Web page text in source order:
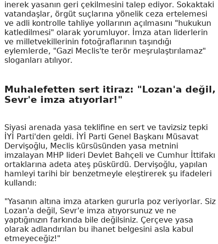
inerek yasanın geri çekilmesini talep ediyor. Sokaktaki
vatandaşlar, örgüt suçlarına yönelik ceza ertelemesi
ve adli kontrolle tahliye yollarının açılmasını "hukukun
katledilmesi" olarak yorumluyor. İmza atan liderlerin
ve milletvekillerinin fotoğraflarının taşındığı
eylemlerde, "Gazi Meclis'te terör meşrulaştırılamaz"
sloganları atılıyor.
Muhalefetten sert itiraz: "Lozan'a değil,
Sevr'e imza atıyorlar!"
Siyasi arenada yasa teklifine en sert ve tavizsiz tepki
İYİ Parti'den geldi. İYİ Parti Genel Başkanı Müsavat
Dervişoğlu, Meclis kürsüsünden yasa metnini
imzalayan MHP lideri Devlet Bahçeli ve Cumhur İttifakı
ortaklarına adeta ateş püskürdü. Dervişoğlu, yapılan
hamleyi tarihi bir benzetmeyle eleştirerek şu ifadeleri
kullandı:
"Yasanın altına imza atarken gururla poz veriyorlar. Siz
Lozan'a değil, Sevr'e imza atıyorsunuz ve ne
yaptığınızın farkında bile değilsiniz. Çerçeve yasa
olarak adlandırılan bu ihanet belgesini asla kabul
etmeyeceğiz!"